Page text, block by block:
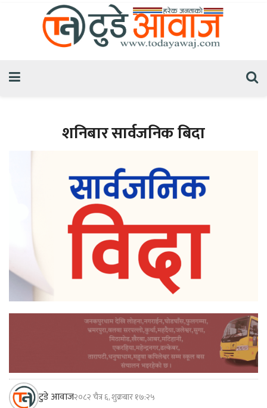
शनिबार सार्वजनिक बिदा
टुडे आवाज२०८२ चैत्र ६, शुक्रबार १७:२५